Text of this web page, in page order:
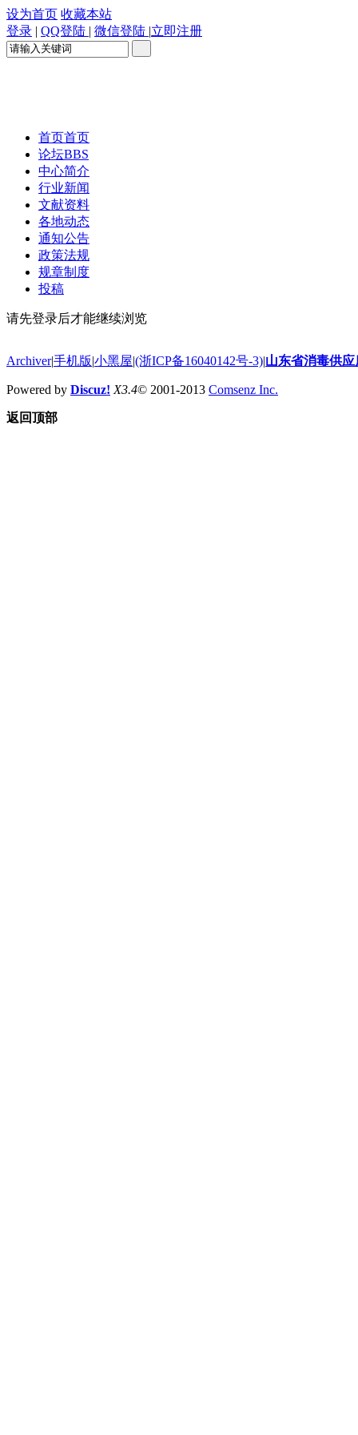
设为首页 收藏本站
登录 | QQ登陆 | 微信登陆 |立即注册
首页首页
论坛BBS
中心简介
行业新闻
文献资料
各地动态
通知公告
政策法规
规章制度
投稿
请先登录后才能继续浏览
Archiver|手机版|小黑屋|(浙ICP备16040142号-3)|山东省消毒供
Powered by Discuz! X3.4© 2001-2013 Comsenz Inc.
返回顶部